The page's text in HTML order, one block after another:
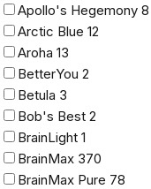
Apollo's Hegemony 8
Arctic Blue 12
Aroha 13
BetterYou 2
Betula 3
Bob's Best 2
BrainLight 1
BrainMax 370
BrainMax Pure 78